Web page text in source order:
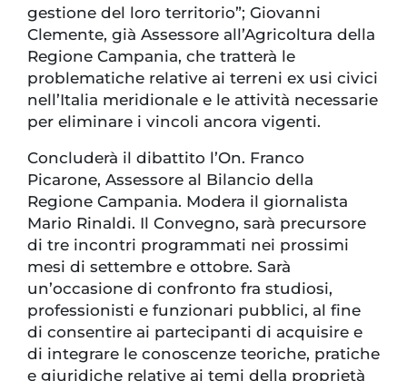
gestione del loro territorio”; Giovanni
Clemente, già Assessore all’Agricoltura della
Regione Campania, che tratterà le
problematiche relative ai terreni ex usi civici
nell’Italia meridionale e le attività necessarie
per eliminare i vincoli ancora vigenti.
Concluderà il dibattito l’On. Franco
Picarone, Assessore al Bilancio della
Regione Campania. Modera il giornalista
Mario Rinaldi. Il Convegno, sarà precursore
di tre incontri programmati nei prossimi
mesi di settembre e ottobre. Sarà
un’occasione di confronto fra studiosi,
professionisti e funzionari pubblici, al fine
di consentire ai partecipanti di acquisire e
di integrare le conoscenze teoriche, pratiche
e giuridiche relative ai temi della proprietà